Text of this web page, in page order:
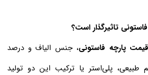
تاثیرگذار است؟
قیمت پارچه فاستونی، جنس الیاف و درصد
پلی‌استر یا ترکیب این دو تولید